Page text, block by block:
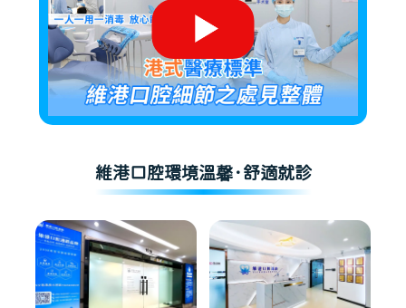
維港口腔環境溫馨·舒適就診